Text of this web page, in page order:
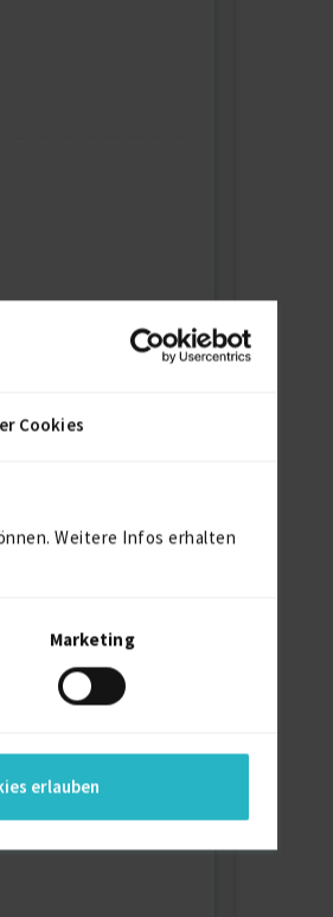
Cookies
Weitere Infos erhalten
Marketing
erlauben